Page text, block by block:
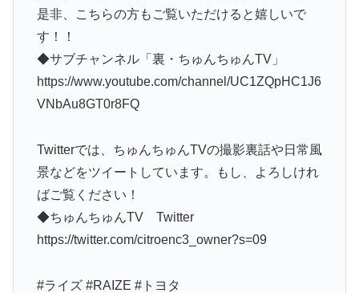
是非、こちらの方もご覧いただけると嬉しいで
す！！
◆サブチャンネル「裏・ちゅんちゅんTV」
https://www.youtube.com/channel/UC1ZQpHC1J6
VNbAu8GT0r8FQ
Twitterでは、ちゅんちゅんTVの撮影裏話や日常風
景などをツイートしています。もし、よろしけれ
ばご覧ください！
◆ちゅんちゅんTV Twitter
https://twitter.com/citroenc3_owner?s=09
#ライズ #RAIZE #トヨタ